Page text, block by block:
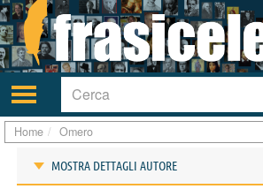
Attiva/disattiva
navigazione
Home Omero
MOSTRA DETTAGLI AUTORE